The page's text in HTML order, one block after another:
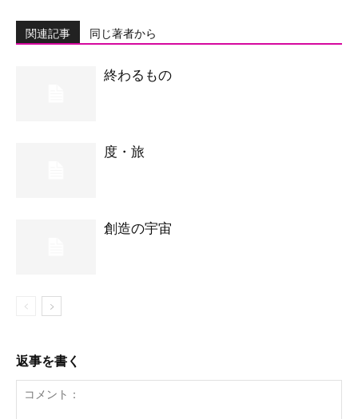
関連記事 同じ著者から
終わるもの
度・旅
創造の宇宙
返事を書く